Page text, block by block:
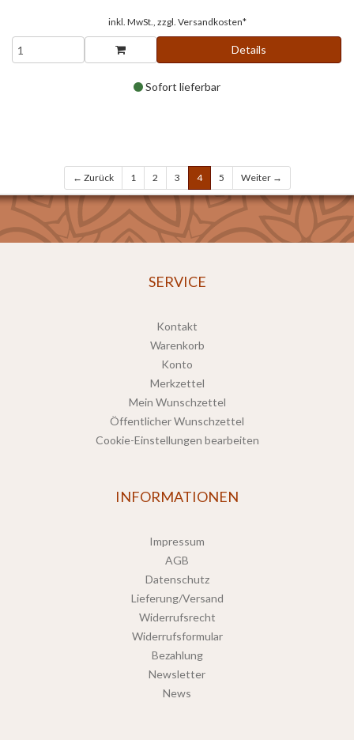
inkl. MwSt., zzgl. Versandkosten*
Details
Sofort lieferbar
← Zurück 1 2 3 4 5 Weiter →
SERVICE
Kontakt
Warenkorb
Konto
Merkzettel
Mein Wunschzettel
Öffentlicher Wunschzettel
Cookie-Einstellungen bearbeiten
INFORMATIONEN
Impressum
AGB
Datenschutz
Lieferung/Versand
Widerrufsrecht
Widerrufsformular
Bezahlung
Newsletter
News